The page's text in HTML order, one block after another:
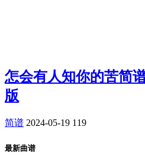
怎会有人知你的苦简
版
简谱 2024-05-19 119
最新曲谱